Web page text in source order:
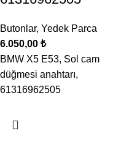
Butonlar, Yedek Parca
6.050,00 ₺
BMW X5 E53, Sol cam
düğmesi anahtarı,
61316962505